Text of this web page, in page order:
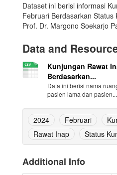
Dataset ini berisi informasi
Februari Berdasarkan Status
Prof. Dr. Margono Soekarjo
Data and
Kunjungan Rawat
Berdasarkan...
Data ini berisi nama
pasien lama dan pasien...
2024 Februari
Rawat Inap
Status
Additional Info